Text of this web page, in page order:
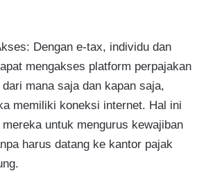
Dengan e-tax, individu dan
mengakses platform perpajakan
mana saja dan kapan saja,
memiliki koneksi internet. Hal ini
mereka untuk mengurus kewajiban
harus datang ke kantor pajak